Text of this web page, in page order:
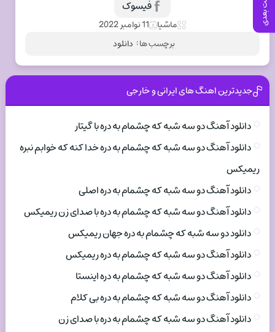
پست بعدی فیسوک
ماشیا
11 نوامبر 2022
برچسب ها : دانلود
جدیدترین اهنگ های ایرانی و خارجی
دانلود آهنگ دو سه شبه که چشمام به دره با گیتار
دانلود آهنگ دو سه شبه که چشمام به دره خدا کنه که خوابم نبره
ریمیکس
دانلود آهنگ دو سه شبه که چشمام به دره اصلی
دانلود آهنگ دو سه شبه که چشمام به دره با صدای زن ریمیکس
دانلود دو سه شبه که چشمام به دره جهان ریمیکس
دانلود آهنگ دو سه شبه که چشمام به دره ریمیکس
دانلود آهنگ دو سه شبه که چشمام به دره اینستا
دانلود آهنگ دو سه شبه که چشمام به دره بی کلام
دانلود آهنگ دو سه شبه که چشمام به دره با صدای زن